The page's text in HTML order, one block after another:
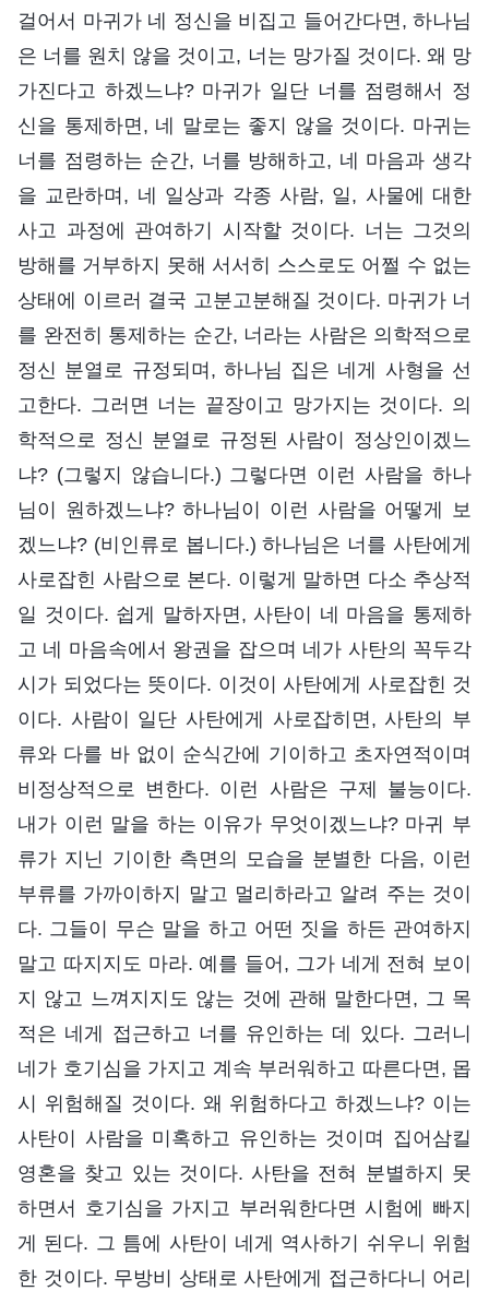
걸어서 마귀가 네 정신을 비집고 들어간다면, 하나님
은 너를 원치 않을 것이고, 너는 망가질 것이다. 왜 망
가진다고 하겠느냐? 마귀가 일단 너를 점령해서 정
신을 통제하면, 네 말로는 좋지 않을 것이다. 마귀는
너를 점령하는 순간, 너를 방해하고, 네 마음과 생각
을 교란하며, 네 일상과 각종 사람, 일, 사물에 대한
사고 과정에 관여하기 시작할 것이다. 너는 그것의
방해를 거부하지 못해 서서히 스스로도 어쩔 수 없는
상태에 이르러 결국 고분고분해질 것이다. 마귀가 너
를 완전히 통제하는 순간, 너라는 사람은 의학적으로
정신 분열로 규정되며, 하나님 집은 네게 사형을 선
고한다. 그러면 너는 끝장이고 망가지는 것이다. 의
학적으로 정신 분열로 규정된 사람이 정상인이겠느
냐? (그렇지 않습니다.) 그렇다면 이런 사람을 하나
님이 원하겠느냐? 하나님이 이런 사람을 어떻게 보
겠느냐? (비인류로 봅니다.) 하나님은 너를 사탄에게
사로잡힌 사람으로 본다. 이렇게 말하면 다소 추상적
일 것이다. 쉽게 말하자면, 사탄이 네 마음을 통제하
고 네 마음속에서 왕권을 잡으며 네가 사탄의 꼭두각
시가 되었다는 뜻이다. 이것이 사탄에게 사로잡힌 것
이다. 사람이 일단 사탄에게 사로잡히면, 사탄의 부
류와 다를 바 없이 순식간에 기이하고 초자연적이며
비정상적으로 변한다. 이런 사람은 구제 불능이다.
내가 이런 말을 하는 이유가 무엇이겠느냐? 마귀 부
류가 지닌 기이한 측면의 모습을 분별한 다음, 이런
부류를 가까이하지 말고 멀리하라고 알려 주는 것이
다. 그들이 무슨 말을 하고 어떤 짓을 하든 관여하지
말고 따지지도 마라. 예를 들어, 그가 네게 전혀 보이
지 않고 느껴지지도 않는 것에 관해 말한다면, 그 목
적은 네게 접근하고 너를 유인하는 데 있다. 그러니
네가 호기심을 가지고 계속 부러워하고 따른다면, 몹
시 위험해질 것이다. 왜 위험하다고 하겠느냐? 이는
사탄이 사람을 미혹하고 유인하는 것이며 집어삼킬
영혼을 찾고 있는 것이다. 사탄을 전혀 분별하지 못
하면서 호기심을 가지고 부러워한다면 시험에 빠지
게 된다. 그 틈에 사탄이 네게 역사하기 쉬우니 위험
한 것이다. 무방비 상태로 사탄에게 접근하다니 어리